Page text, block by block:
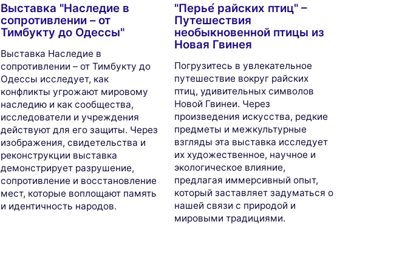
Выставка "Наследие в
сопротивлении – от
Тимбукту до Одессы"
Выставка Наследие в
сопротивлении – от Тимбукту до
Одессы исследует, как
конфликты угрожают мировому
наследию и как сообщества,
исследователи и учреждения
действуют для его защиты. Через
изображения, свидетельства и
реконструкции выставка
демонстрирует разрушение,
сопротивление и восстановление
мест, которые воплощают память
и идентичность народов.
"Перье́ райских птиц" –
Путешествия
необыкновенной птицы из
Новая Гвинея
Погрузитесь в увлекательное
путешествие вокруг райских
птиц, удивительных символов
Новой Гвинеи. Через
произведения искусства, редкие
предметы и межкультурные
взгляды эта выставка исследует
их художественное, научное и
экологическое влияние,
предлагая иммерсивный опыт,
который заставляет задуматься о
нашей связи с природой и
мировыми традициями.